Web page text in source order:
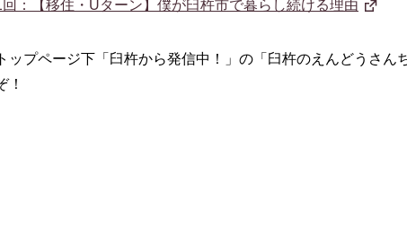
：【移住・Uターン】僕が臼杵市で暮らし続ける理由
ップページ下「臼杵から発信中！」の「臼杵のえんどうさん
！